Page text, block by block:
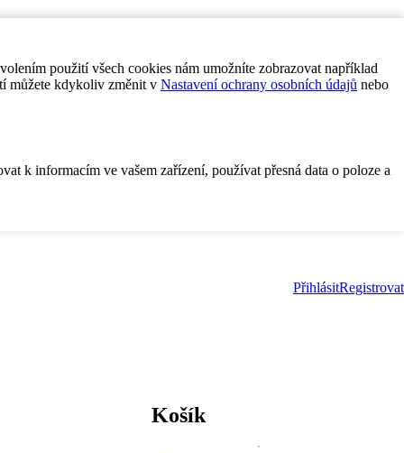
použití všech cookies nám umožníte zobrazovat například
můžete kdykoliv změnit v Nastavení ochrany osobních údajů nebo
k informacím ve vašem zařízení, používat přesná data o poloze a
PřihlásitRegistrovat
Košík